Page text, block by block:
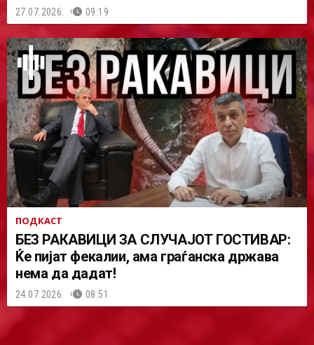
27.07.2026. 09:19
ПОДКАСТ
БЕЗ РАКАВИЦИ ЗА СЛУЧАЈОТ ГОСТИВАР:
Ќе пијат фекалии, ама граѓанска држава
нема да дадат!
24.07.2026. 08:51